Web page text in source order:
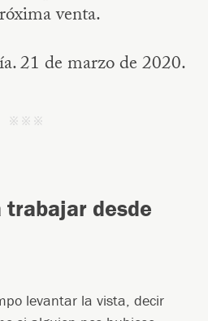
venta.
21 de marzo de 2020.
j j j
trabajar desde
levantar la vista, decir